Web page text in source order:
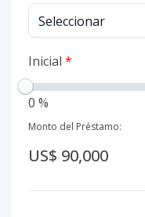
Inicial *
0 %
Monto del Préstamo:
US$ 90,000